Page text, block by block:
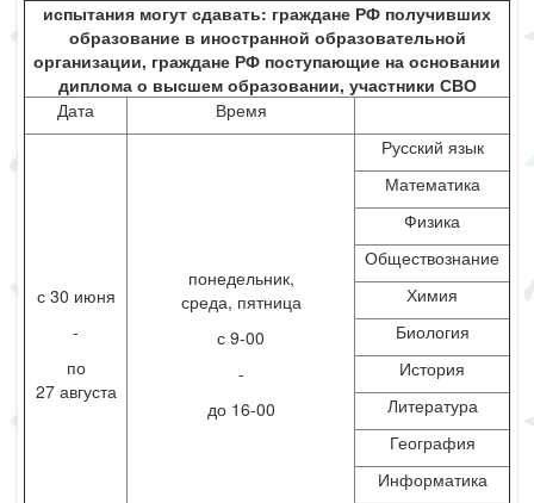
испытания могут сдавать: граждане РФ получивших
образование в иностранной образовательной
организации, граждане РФ поступающие на основании
диплома о высшем образовании, участники СВО
Дата
Время
с 30 июня
-
по
27 августа
понедельник,
среда, пятница
с 9-00
-
до 16-00
Русский язык
Математика
Физика
Обществознание
Химия
Биология
История
Литература
География
Информатика